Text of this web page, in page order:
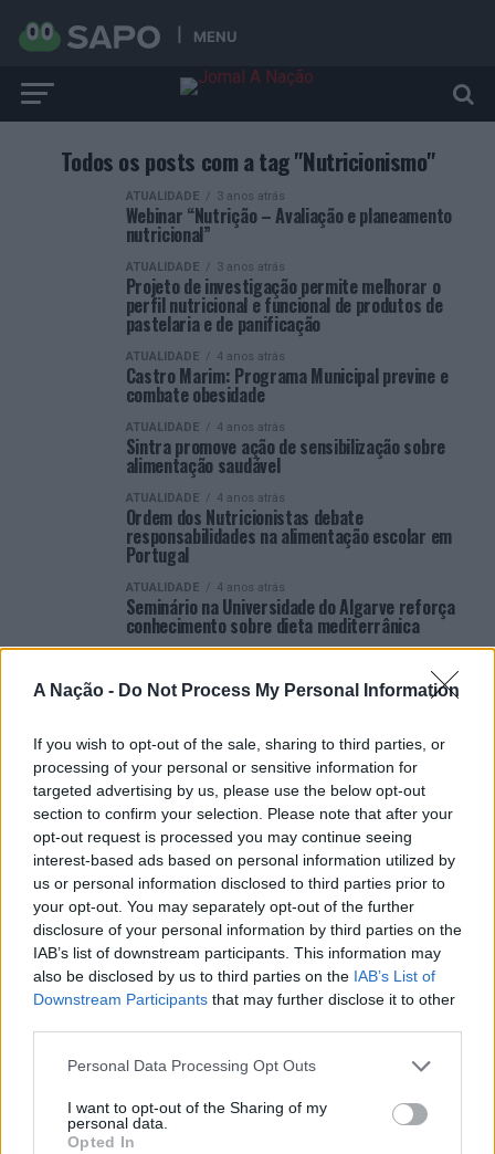
A Nação - Do Not Process My Personal Information
If you wish to opt-out of the sale, sharing to third parties, or
processing of your personal or sensitive information for
targeted advertising by us, please use the below opt-out
section to confirm your selection. Please note that after your
opt-out request is processed you may continue seeing
interest-based ads based on personal information utilized by
us or personal information disclosed to third parties prior to
your opt-out. You may separately opt-out of the further
disclosure of your personal information by third parties on the
IAB’s list of downstream participants. This information may
also be disclosed by us to third parties on the IAB’s List of
Downstream Participants that may further disclose it to other
Personal Data Processing Opt Outs
I want to opt-out of the Sharing of my
personal data.
Opted In
MENU
Todos os posts com a tag "Nutricionismo"
ATUALIDADE 3 anos atrás
Webinar “Nutrição – Avaliação e planeamento
nutricional”
ATUALIDADE 3 anos atrás
Projeto de investigação permite melhorar o
perfil nutricional e funcional de produtos de
pastelaria e de panificação
ATUALIDADE 4 anos atrás
Castro Marim: Programa Municipal previne e
combate obesidade
ATUALIDADE 4 anos atrás
Sintra promove ação de sensibilização sobre
alimentação saudável
ATUALIDADE 4 anos atrás
Ordem dos Nutricionistas debate
responsabilidades na alimentação escolar em
Portugal
ATUALIDADE 4 anos atrás
Seminário na Universidade do Algarve reforça
conhecimento sobre dieta mediterrânica
Nutricionistas debatem impacto da
comunicação digital na alimentação dos
ATUALIDADE 4 anos atrás
Castro Marim: Hoje, um “Mercado à Altura”
ATUALIDADE 4 anos atrás
Castro Marim: No Dia Mundial da Saúde,
Município “investe” em “Mais Saúde, Mais
Biológico, Mais Ambiente”
ATUALIDADE 4 anos atrás
SNS não tem nutricionistas suficientes para
responder às necessidades da população
VER MAIS
ARTIGOS RECENTES